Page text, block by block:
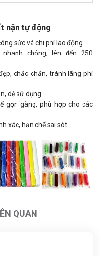
nặn tự động
sức và chi phí lao động.
chóng, lên đến 250
chắc chắn, tránh lãng phí
dễ sử dụng.
gọn gàng, phù hợp cho các
xác, hạn chế sai sót.
QUAN